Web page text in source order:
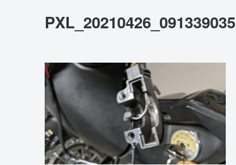
PXL_20210426_091339035